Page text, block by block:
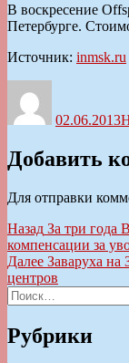
В воскресение
Петербурге.
Источник: inmsk.ru
02.06.2013
Добавить
Для отправки
Навигация
по
записям
Назад Предыдущая
запись:
За три года
компенсации за
Далее Следующая
запись:
Заваруха
центров
Искать:
Рубрики